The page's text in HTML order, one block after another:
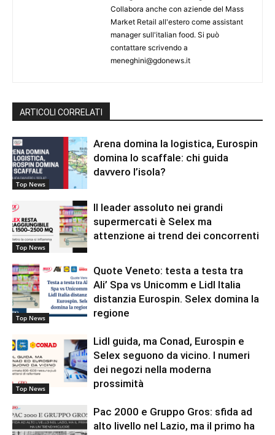
Collabora anche con aziende del Mass
Market Retail all'estero come assistant
manager sull'italian food. Si può
contattare scrivendo a
meneghini@gdonews.it
ARTICOLI CORRELATI
Top News
Arena domina la logistica, Eurospin
domina lo scaffale: chi guida
davvero l’isola?
Top News
Il leader assoluto nei grandi
supermercati è Selex ma
attenzione ai trend dei concorrenti
Top News
Quote Veneto: testa a testa tra
Ali’ Spa vs Unicomm e Lidl Italia
distanzia Eurospin. Selex domina la
regione
Top News
Lidl guida, ma Conad, Eurospin e
Selex seguono da vicino. I numeri
dei negozi nella moderna
prossimità
Pac 2000 e Gruppo Gros: sfida ad
alto livello nel Lazio, ma il primo ha